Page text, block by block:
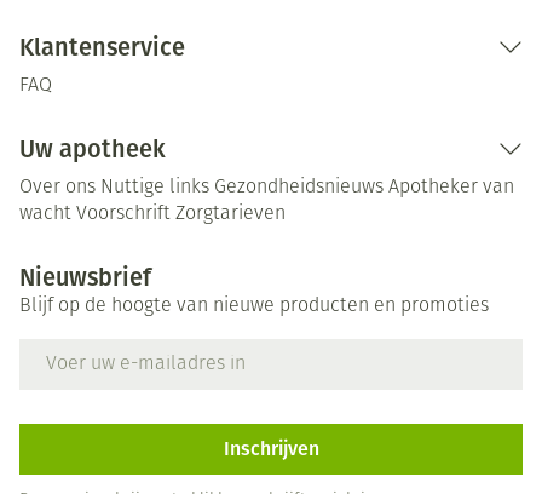
Klantenservice
FAQ
Uw apotheek
Over ons Nuttige links Gezondheidsnieuws Apotheker van
wacht Voorschrift Zorgtarieven
Nieuwsbrief
Blijf op de hoogte van nieuwe producten en promoties
Inschrijven